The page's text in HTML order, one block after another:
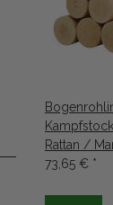
Rattan /
73,65 € *